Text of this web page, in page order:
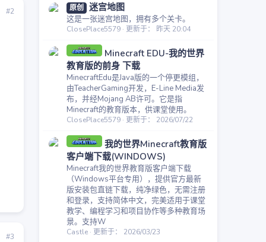
#2
#3
原创 迷宫地图
这是一张迷宫地图，拥有多个关卡。
ClosePlace5579 更新于： 昨天 20:04
Minecraft EDU-我的世界
教育版的前身 下载
MinecraftEdu是Java版的一个停更模组，
由TeacherGaming开发，E-Line Media发
布，并经Mojang AB许可。它是指
Minecraft的教育版本，供课堂使用。
ClosePlace5579 更新于： 2026/07/22
我的世界Minecraft教育版
客户端下载(WINDOWS)
Minecraft我的世界教育版客户端下载
（Windows平台专用），提供官方最新
版安装包直链下载，纯净绿色，无需注册
和登录，支持简体中文，完美适用于课堂
教学、编程学习和项目协作等多种教育场
景。支持W
Castle 更新于： 2026/03/23